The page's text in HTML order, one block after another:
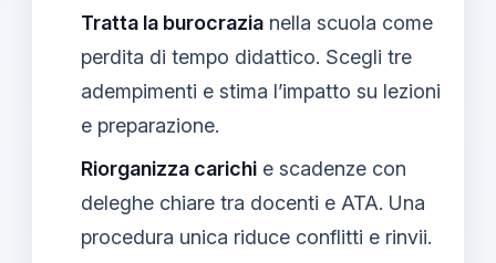
Tratta la burocrazia nella scuola come
perdita di tempo didattico. Scegli tre
adempimenti e stima l’impatto su lezioni
e preparazione.
Riorganizza carichi e scadenze con
deleghe chiare tra docenti e ATA. Una
procedura unica riduce conflitti e rinvii.